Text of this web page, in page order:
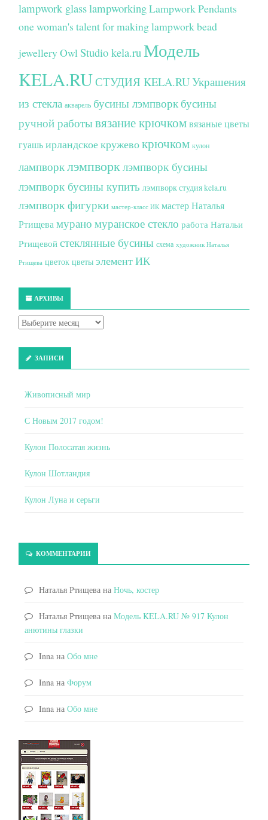
lampwork glasslampworkingLampwork Pendants
one woman's talent for making lampwork bead
jewelleryOwl Studio kela.ru Модель
KELA.RUСТУДИЯ KELA.RUУкрашения
из стекла акварель бусины лэмпворк бусины
ручной работывязание крючкомвязаные цветы
гуашьирландское кружевокрючком кулон
лампворклэмпворк лэмпворк бусины
лэмпворк бусины купить лэмпворк студия kela.ru
лэмпворк фигурки мастер-класс ИК мастер Наталья
Ртищевамурано муранское стекло работа Натальи
Ртищевой стеклянные бусины схема художник Наталья
Ртищева цветок цветы элемент ИК
АРХИВЫ
ЗАПИСИ
Живописный мир
С Новым 2017 годом!
Кулон Полосатая жизнь
Кулон Шотландия
Кулон Луна и серьги
КОММЕНТАРИИ
Наталья Ртищева на Ночь, костер
Наталья Ртищева на Модель KELA.RU № 917 Кулон
анютины глазки
Inna на Обо мне
Inna на Форум
Inna на Обо мне